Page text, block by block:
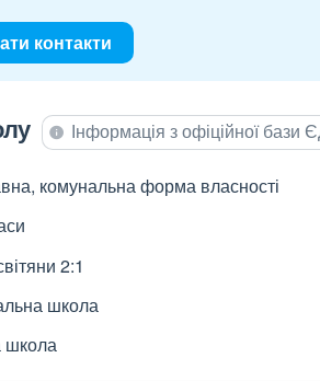
контакти
Інформація з офіційної бази
комунальна форма власності
2:1
школа
школа